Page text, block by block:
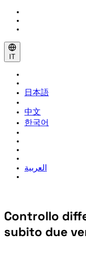
IT
日本語
中文
한국어
العربية
Controllo
subito due